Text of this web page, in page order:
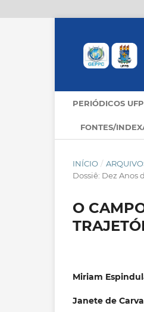
PERIÓDICOS
FONTES/
INÍCIO /
Dossiê: Dez Anos
O
Miriam
Janete de